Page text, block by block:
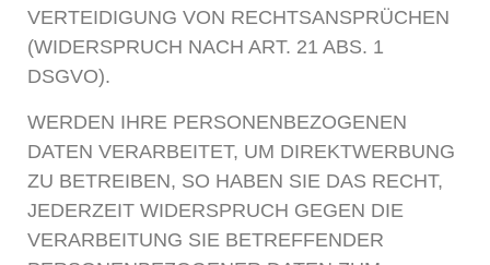
VERTEIDIGUNG VON RECHTSANSPRÜCHEN
(WIDERSPRUCH NACH ART. 21 ABS. 1
DSGVO).
WERDEN IHRE PERSONENBEZOGENEN
DATEN VERARBEITET, UM DIREKTWERBUNG
ZU BETREIBEN, SO HABEN SIE DAS RECHT,
JEDERZEIT WIDERSPRUCH GEGEN DIE
VERARBEITUNG SIE BETREFFENDER